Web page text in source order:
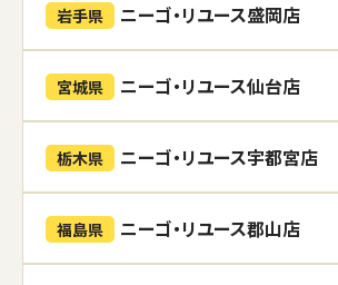
岩手県 ニーゴ・リユース盛岡店
宮城県 ニーゴ・リユース仙台店
栃木県 ニーゴ・リユース宇都宮店
福島県 ニーゴ・リユース郡山店